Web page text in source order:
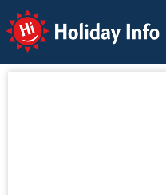
Holiday Info